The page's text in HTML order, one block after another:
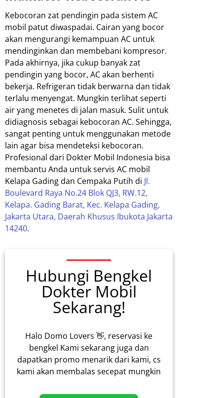
Kebocoran zat pendingin pada sistem AC
mobil patut diwaspadai. Cairan yang bocor
akan mengurangi kemampuan AC untuk
mendinginkan dan membebani kompresor.
Pada akhirnya, jika cukup banyak zat
pendingin yang bocor, AC akan berhenti
bekerja. Refrigeran tidak berwarna dan tidak
terlalu menyengat. Mungkin terlihat seperti
air yang menetes di jalan masuk. Sulit untuk
didiagnosis sebagai kebocoran AC. Sehingga,
sangat penting untuk menggunakan metode
lain agar bisa mendeteksi kebocoran.
Profesional dari Dokter Mobil Indonesia bisa
membantu Anda untuk servis AC mobil
Kelapa Gading dan Cempaka Putih di Jl.
Boulevard Raya No.24 Blok QJ3, RW.12,
Kelapa. Gading Barat, Kec. Kelapa Gading,
Jakarta Utara, Daerah Khusus Ibukota Jakarta
14240.
Hubungi Bengkel
Dokter Mobil
Sekarang!
Halo Domo Lovers 👋, reservasi ke
bengkel Kami sekarang juga dan
dapatkan promo menarik dari kami, cs
kami akan membalas secepat mungkin